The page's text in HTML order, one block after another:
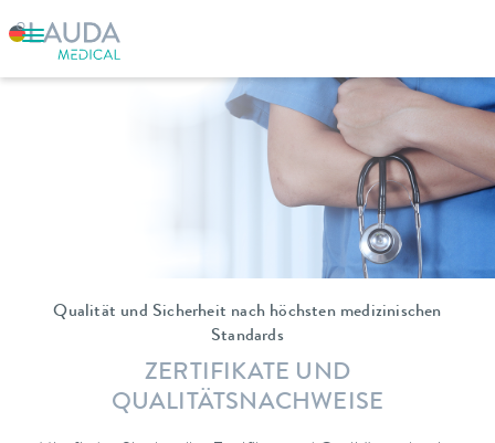
Qualität und Sicherheit nach höchsten medizinischen
Standards
ZERTIFIKATE UND
QUALITÄTSNACHWEISE